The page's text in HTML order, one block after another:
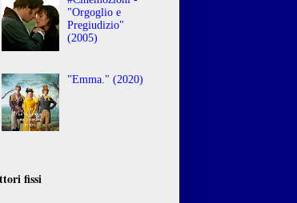
"Orgoglio e
Pregiudizio"
(2005)
"Emma." (2020)
fissi